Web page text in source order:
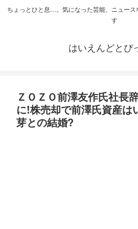
ちょっとひと息…。気になった芸能、ニュース
す
はいえんどとぴ
ＺＯＺＯ前澤友作氏社長
に!株売却で前澤氏資産は
芽との結婚?